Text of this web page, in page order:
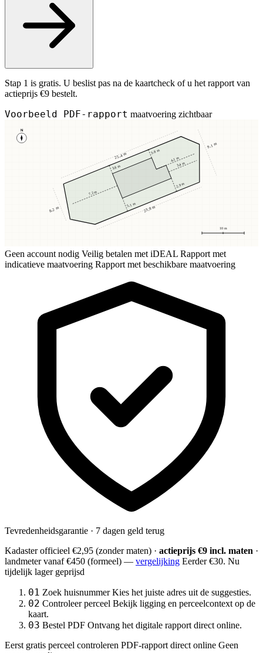
Stap 1 is gratis. U beslist pas na de kaartcheck of u het rapport van
actieprijs €9 bestelt.
Voorbeeld PDF-rapport maatvoering zichtbaar
N
10 m
3,8 m
3,8 m
5,1 m
2,9 m
7,2 m
3,4 m
4,1 m
25,4 m
23,8 m
8,2 m
9,1 m
Geen account nodig Veilig betalen met iDEAL Rapport met
indicatieve maatvoering Rapport met beschikbare maatvoering
Tevredenheidsgarantie · 7 dagen geld terug
Kadaster officieel €2,95 (zonder maten) · actieprijs €9 incl. maten ·
landmetervanaf €450 (formeel) — vergelijking Eerder €30. Nu
tijdelijk lager geprijsd
01 Zoek huisnummer Kies het juiste adres uit de suggesties.
02 Controleer perceel Bekijk ligging en perceelcontext op de
kaart.
03 Bestel PDF Ontvang het digitale rapport direct online.
Eerst gratis perceel controleren PDF-rapport direct online Geen